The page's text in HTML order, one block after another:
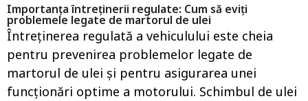
Importanța întreținerii regulate: Cum să eviți
problemele legate de martorul de ulei
Întreținerea regulată a vehiculului este cheia
pentru prevenirea problemelor legate de
martorul de ulei și pentru asigurarea unei
funcționări optime a motorului. Schimbul de ulei